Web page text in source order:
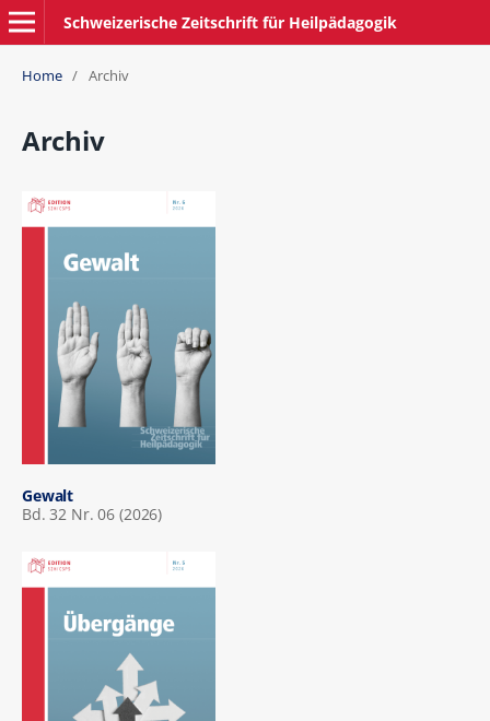
Schweizerische Zeitschrift für Heilpädagogik
Home / Archiv
Archiv
Gewalt
Bd. 32 Nr. 06 (2026)